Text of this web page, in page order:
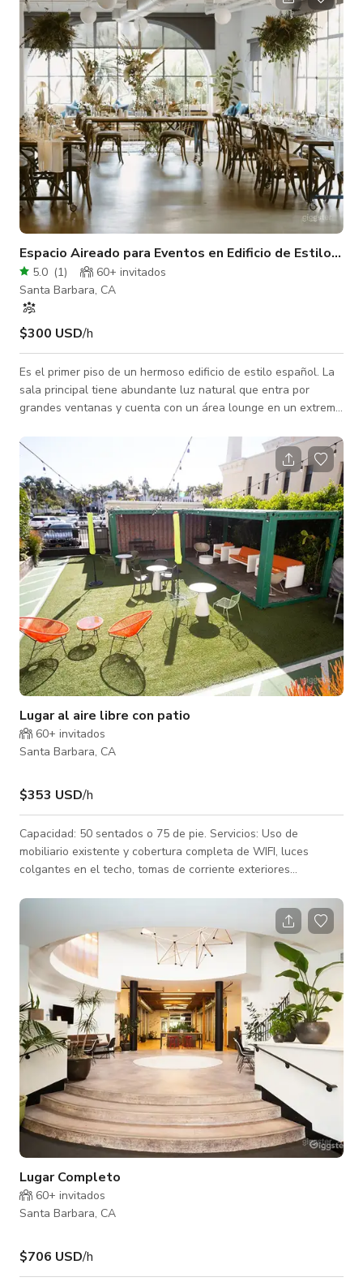
lanzar tu producto y trabajar tus ideas. Juntos, te ayudaremos
a hacerlo realidad. Y no te costará una fortuna. Hay
estacionamiento gratuito por 75 minutos. Servicio
Espacio Aireado para Eventos en Edificio de Estilo
5.0 (1)
60+ invitados
Santa Barbara, CA
$300 USD/h
Es el primer piso de un hermoso edificio de estilo español. La
sala principal tiene abundante luz natural que entra por
grandes ventanas y cuenta con un área lounge en un extremo
mesas de granja y sillas para 50 personas.
Lugar al aire libre con patio
60+ invitados
Santa Barbara, CA
$353 USD/h
Capacidad: 50 sentados o 75 de pie. Servicios: Uso de
mobiliario existente y cobertura completa de WIFI, luces
colgantes en el techo, tomas de corriente exteriores
alquiler.
Lugar Completo
60+ invitados
Santa Barbara, CA
$706 USD/h